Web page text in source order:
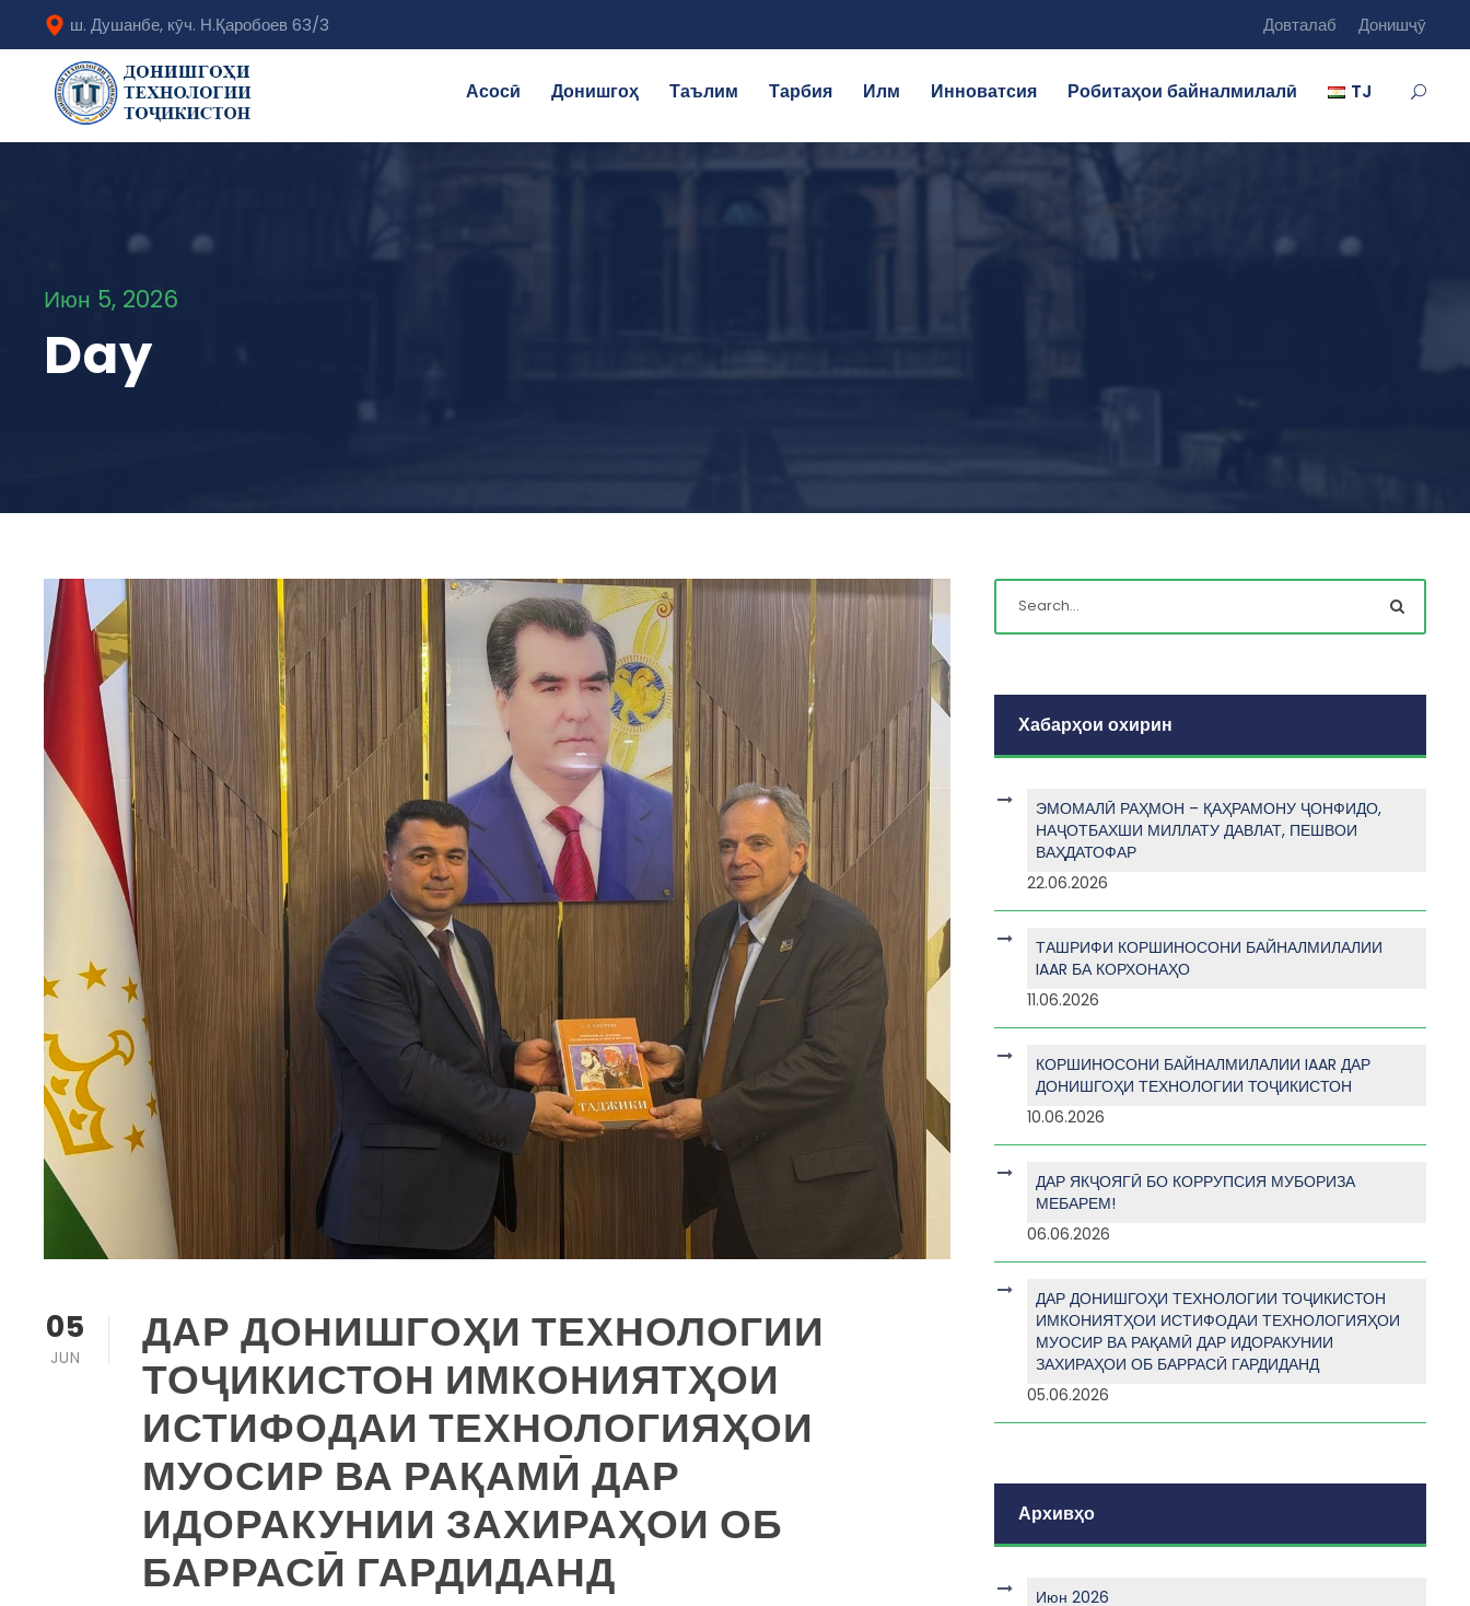
ш. Душанбе, кӯч. Н.Қаробоев 63/3 Довталаб Донишҷӯ
Асосӣ Донишгоҳ Таълим Тарбия Илм Инноватсия Робитаҳои байналмилалӣ TJ
Июн 5, 2026
Day
05
JUN
ДАР ДОНИШГОҲИ ТЕХНОЛОГИИ
ТОҶИКИСТОН ИМКОНИЯТҲОИ
ИСТИФОДАИ ТЕХНОЛОГИЯҲОИ
МУОСИР ВА РАҚАМӢ ДАР
ИДОРАКУНИИ ЗАХИРАҲОИ ОБ
БАРРАСӢ ГАРДИДАНД
Хабарҳои охирин
ЭМОМАЛӢ РАҲМОН – ҚАҲРАМОНУ ҶОНФИДО,
НАҶОТБАХШИ МИЛЛАТУ ДАВЛАТ, ПЕШВОИ
ВАҲДАТОФАР
22.06.2026
ТАШРИФИ КОРШИНОСОНИ БАЙНАЛМИЛАЛИИ
IAAR БА КОРХОНАҲО
11.06.2026
КОРШИНОСОНИ БАЙНАЛМИЛАЛИИ IAAR ДАР
ДОНИШГОҲИ ТЕХНОЛОГИИ ТОҶИКИСТОН
10.06.2026
ДАР ЯКҶОЯГӢ БО КОРРУПСИЯ МУБОРИЗА
МЕБАРЕМ!
06.06.2026
ДАР ДОНИШГОҲИ ТЕХНОЛОГИИ ТОҶИКИСТОН
ИМКОНИЯТҲОИ ИСТИФОДАИ ТЕХНОЛОГИЯҲОИ
МУОСИР ВА РАҚАМӢ ДАР ИДОРАКУНИИ
ЗАХИРАҲОИ ОБ БАРРАСӢ ГАРДИДАНД
05.06.2026
Архивҳо
Июн 2026